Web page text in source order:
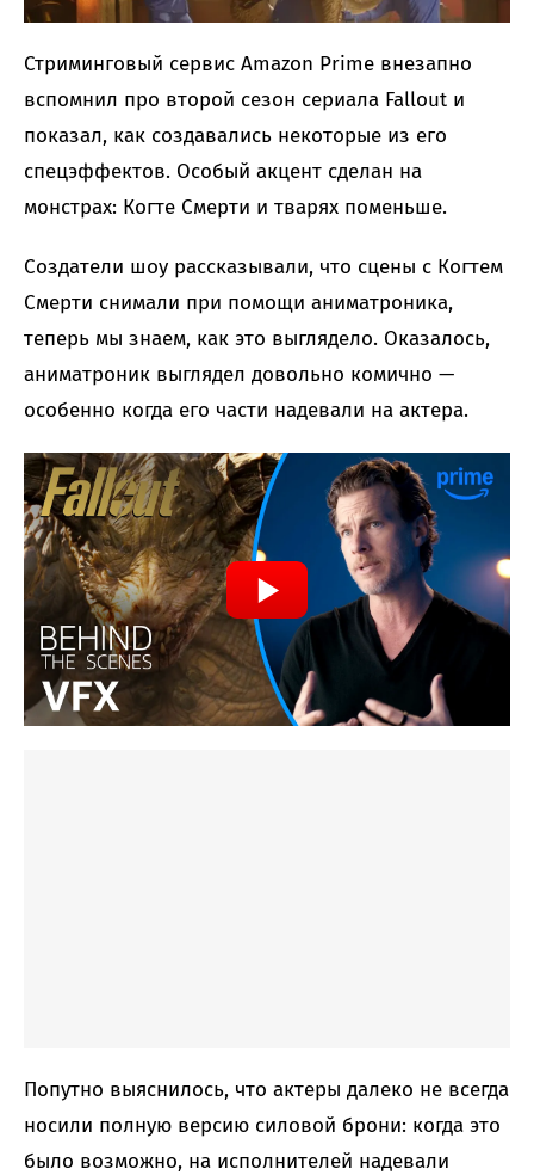
Стриминговый сервис Amazon Prime внезапно
вспомнил про второй сезон сериала Fallout и
показал, как создавались некоторые из его
спецэффектов. Особый акцент сделан на
монстрах: Когте Смерти и тварях поменьше.
Создатели шоу рассказывали, что сцены с Когтем
Смерти снимали при помощи аниматроника,
теперь мы знаем, как это выглядело. Оказалось,
аниматроник выглядел довольно комично —
особенно когда его части надевали на актера.
Попутно выяснилось, что актеры далеко не всегда
носили полную версию силовой брони: когда это
было возможно, на исполнителей надевали